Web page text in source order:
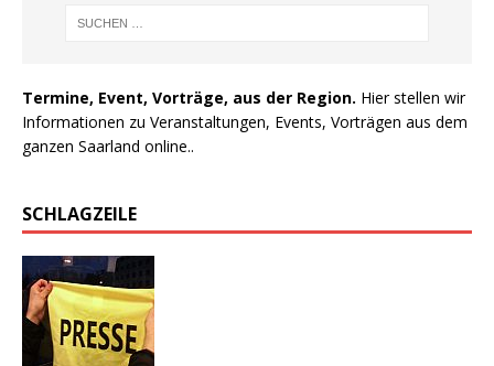
Termine, Event, Vorträge, aus der Region. Hier stellen wir
Informationen zu Veranstaltungen, Events, Vorträgen aus dem
ganzen Saarland online..
SCHLAGZEILE